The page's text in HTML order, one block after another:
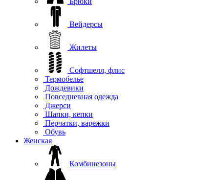
Вейдерсы
Жилеты
Софтшелл, флис
Термобелье
Дождевики
Повседневная одежда
Джерси
Шапки, кепки
Перчатки, варежки
Обувь
Женская
Комбинезоны